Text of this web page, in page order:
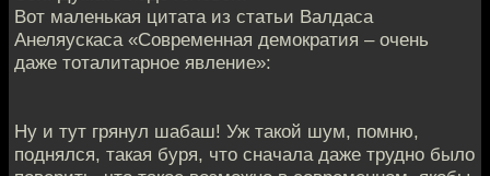
Вот маленькая цитата из статьи Валдаса
Анеляускаса «Современная демократия – очень
даже тоталитарное явление»:
Ну и тут грянул шабаш! Уж такой шум, помню,
поднялся, такая буря, что сначала даже трудно было